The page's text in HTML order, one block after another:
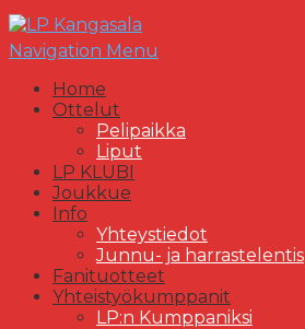
Navigation Menu
Home
Ottelut
Pelipaikka
Liput
LP KLUBI
Joukkue
Info
Yhteystiedot
Junnu- ja harrastelentis
Fanituotteet
Yhteistyökumppanit
LP:n Kumppaniksi